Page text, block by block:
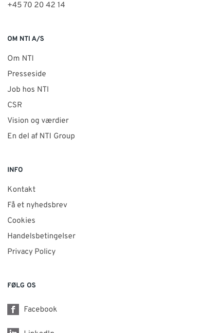
+45 70 20 42 14
OM NTI A/S
Om NTI
Presseside
Job hos NTI
CSR
Vision og værdier
En del af NTI Group
INFO
Kontakt
Få et nyhedsbrev
Cookies
Handelsbetingelser
Privacy Policy
FØLG OS
Facebook